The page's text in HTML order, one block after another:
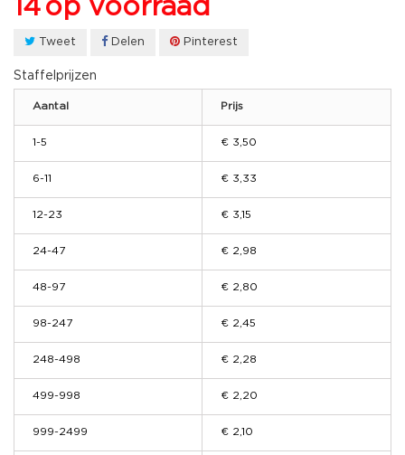
14 op voorraad
Tweet Delen Pinterest
Staffelprijzen
Aantal Prijs
1-5 € 3,50
6-11 € 3,33
12-23 € 3,15
24-47 € 2,98
48-97 € 2,80
98-247 € 2,45
248-498 € 2,28
499-998 € 2,20
999-2499 € 2,10